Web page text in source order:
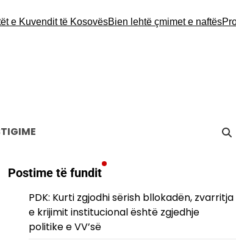
të KosovësBien lehtë çmimet e naftës
Postime të fundit
PDK: Kurti zgjodhi sërish bllokadën, zvarritja
e krijimit institucional është zgjedhje
politike e VV’së